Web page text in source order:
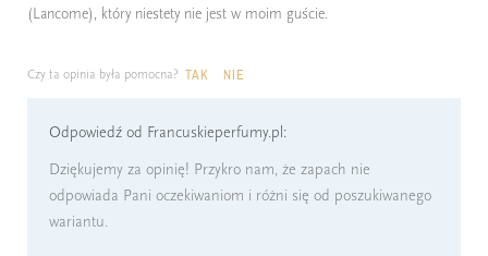
(Lancome), który niestety nie jest w moim guście.
Czy ta opinia była pomocna? TAK NIE
Odpowiedź od Francuskieperfumy.pl:
Dziękujemy za opinię! Przykro nam, że zapach nie
odpowiada Pani oczekiwaniom i różni się od poszukiwanego
wariantu.